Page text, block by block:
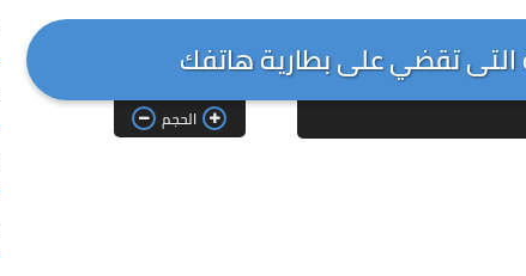
تقضي على بطارية هاتفك
الحجم